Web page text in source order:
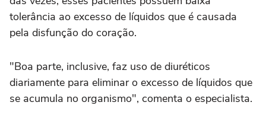
tolerância ao excesso de líquidos que é causada
pela disfunção do coração.
"Boa parte, inclusive, faz uso de diuréticos
diariamente para eliminar o excesso de líquidos que
se acumula no organismo", comenta o especialista.